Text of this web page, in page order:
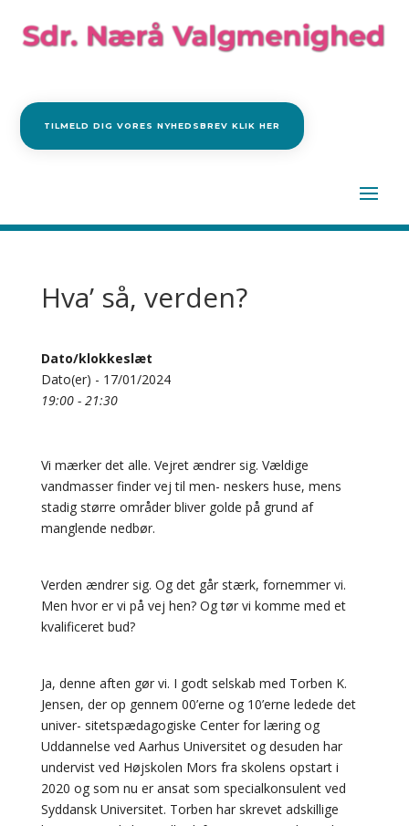
TILMELD DIG VORES NYHEDSBREV KLIK HER
Hva’ så, verden?
Dato/klokkeslæt
Dato(er) - 17/01/2024
19:00 - 21:30
Vi mærker det alle. Vejret ændrer sig. Vældige
vandmasser finder vej til men- neskers huse, mens
stadig større områder bliver golde på grund af
manglende nedbør.
Verden ændrer sig. Og det går stærk, fornemmer vi.
Men hvor er vi på vej hen? Og tør vi komme med et
kvalificeret bud?
Ja, denne aften gør vi. I godt selskab med Torben K.
Jensen, der op gennem 00’erne og 10’erne ledede det
univer- sitetspædagogiske Center for læring og
Uddannelse ved Aarhus Universitet og desuden har
undervist ved Højskolen Mors fra skolens opstart i
2020 og som nu er ansat som specialkonsulent ved
Syddansk Universitet. Torben har skrevet adskillige